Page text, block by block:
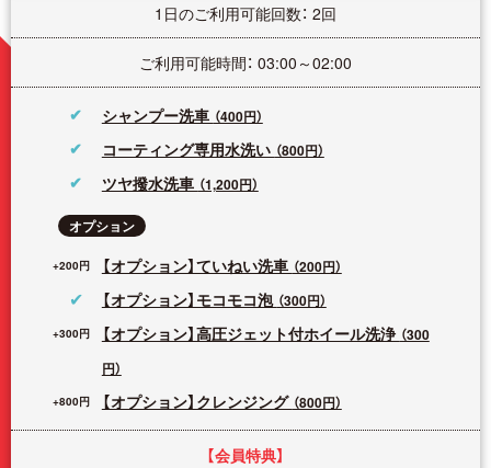
1日のご利用可能回数： 2回
ご利用可能時間： 03:00～02:00
シャンプー洗車 （400円）
コーティング専用水洗い （800円）
ツヤ撥水洗車 （1,200円）
オプション
【オプション】ていねい洗車 （200円）
【オプション】モコモコ泡 （300円）
【オプション】高圧ジェット付ホイール洗浄 （300
円）
【オプション】クレンジング （800円）
【会員特典】